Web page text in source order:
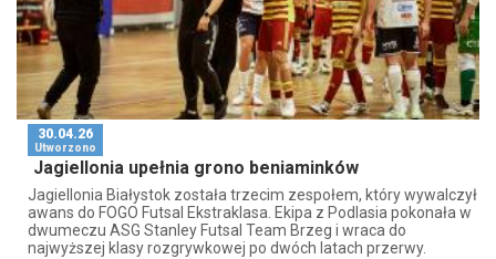
30.04.26
Utworzono
Jagiellonia upełnia grono beniaminków
Jagiellonia Białystok została trzecim zespołem, który wywalczył
awans do FOGO Futsal Ekstraklasa. Ekipa z Podlasia pokonała w
dwumeczu ASG Stanley Futsal Team Brzeg i wraca do
najwyższej klasy rozgrywkowej po dwóch latach przerwy.